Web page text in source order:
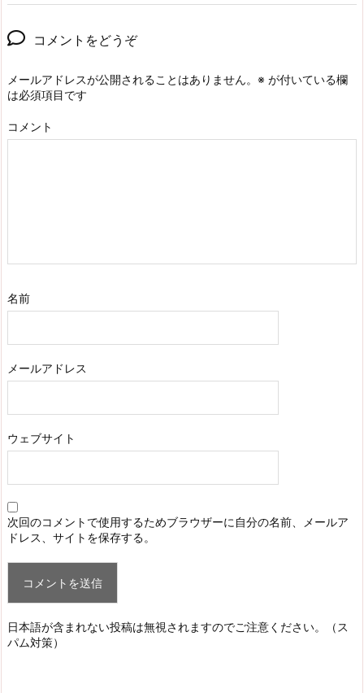
コメントをどうぞ
メールアドレスが公開されることはありません。 ※ が付いている欄
は必須項目です
コメント
名前
メールアドレス
ウェブサイト
次回のコメントで使用するためブラウザーに自分の名前、メールア
ドレス、サイトを保存する。
日本語が含まれない投稿は無視されますのでご注意ください。（ス
パム対策）